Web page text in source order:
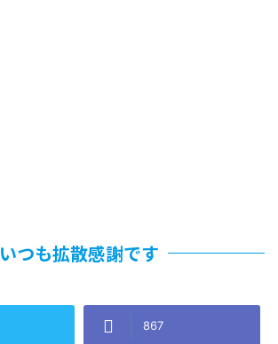
いつも拡散感謝です
867